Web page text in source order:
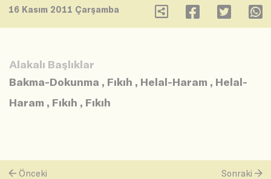
16 Kasım 2011 Çarşamba
Alakalı Başlıklar
Bakma-Dokunma , Fıkıh , Helal-Haram , Helal-
Haram , Fıkıh , Fıkıh
Önceki Sonraki